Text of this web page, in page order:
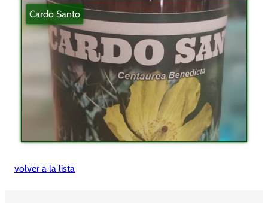
Cardo Santo
volver a la lista